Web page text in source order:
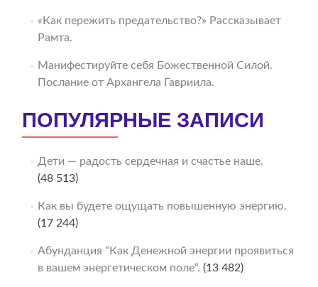
«Как пережить предательство?» Рассказывает
Рамта.
Манифестируйте себя Божественной Силой.
Послание от Архангела Гавриила.
ПОПУЛЯРНЫЕ ЗАПИСИ
Дети — радость сердечная и счастье наше.
(48 513)
Как вы будете ощущать повышенную энергию.
(17 244)
Абунданция “Как Денежной энергии проявиться
в вашем энергетическом поле“. (13 482)